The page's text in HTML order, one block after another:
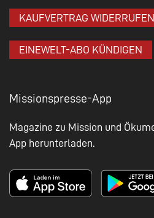
KAUFVERTRAG WIDERRUFEN
EINEWELT-ABO KÜNDIGEN
Missionspresse-App
Magazine zu Mission und
App herunterladen.